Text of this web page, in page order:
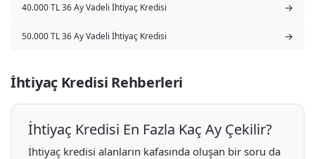
40.000 TL 36 Ay Vadeli İhtiyaç Kredisi →
50.000 TL 36 Ay Vadeli İhtiyaç Kredisi →
İhtiyaç Kredisi Rehberleri
İhtiyaç Kredisi En Fazla Kaç Ay Çekilir?
İhtiyaç kredisi alanların kafasında oluşan bir soru da